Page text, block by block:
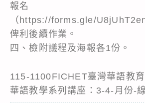
報名
（https://forms.gle/
俾利後續作業。
四、檢附議程及海報各1份。
115-1100FICHET臺灣華語教
華語教學系列講座：3-4-月份-